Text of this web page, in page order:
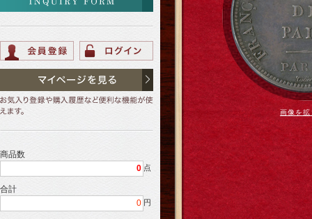
商品数
0 点
合計
0 円
画像を